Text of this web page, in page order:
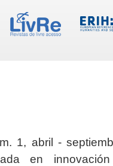
1, abril -
en